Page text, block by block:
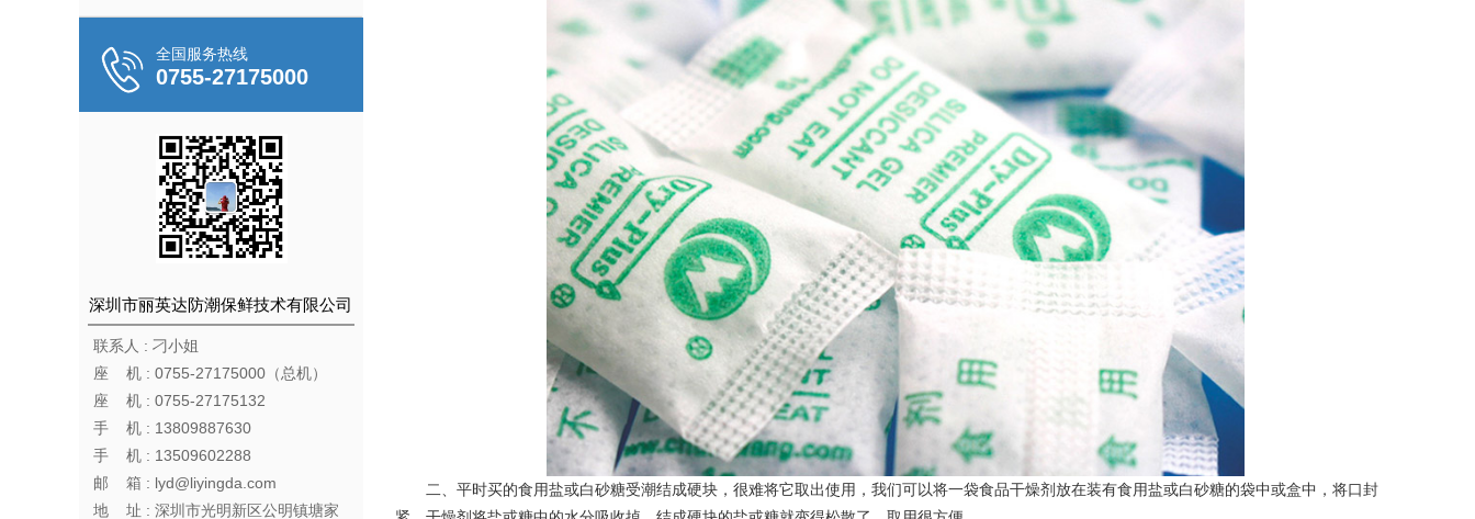
全国服务热线
0755-27175000
深圳市丽英达防潮保鲜技术有限公司
联系人 : 刁小姐
座 机 : 0755-27175000（总机）
座 机 : 0755-27175132
手 机 : 13809887630
手 机 : 13509602288
邮 箱 : lyd@liyingda.com
地 址 : 深圳市光明新区公明镇塘家
二、平时买的食用盐或白砂糖受潮结成硬块，很难将它取出使用，我们可以将一袋食品干燥剂放在装有食用盐或白砂糖的袋中或盒中，将口封